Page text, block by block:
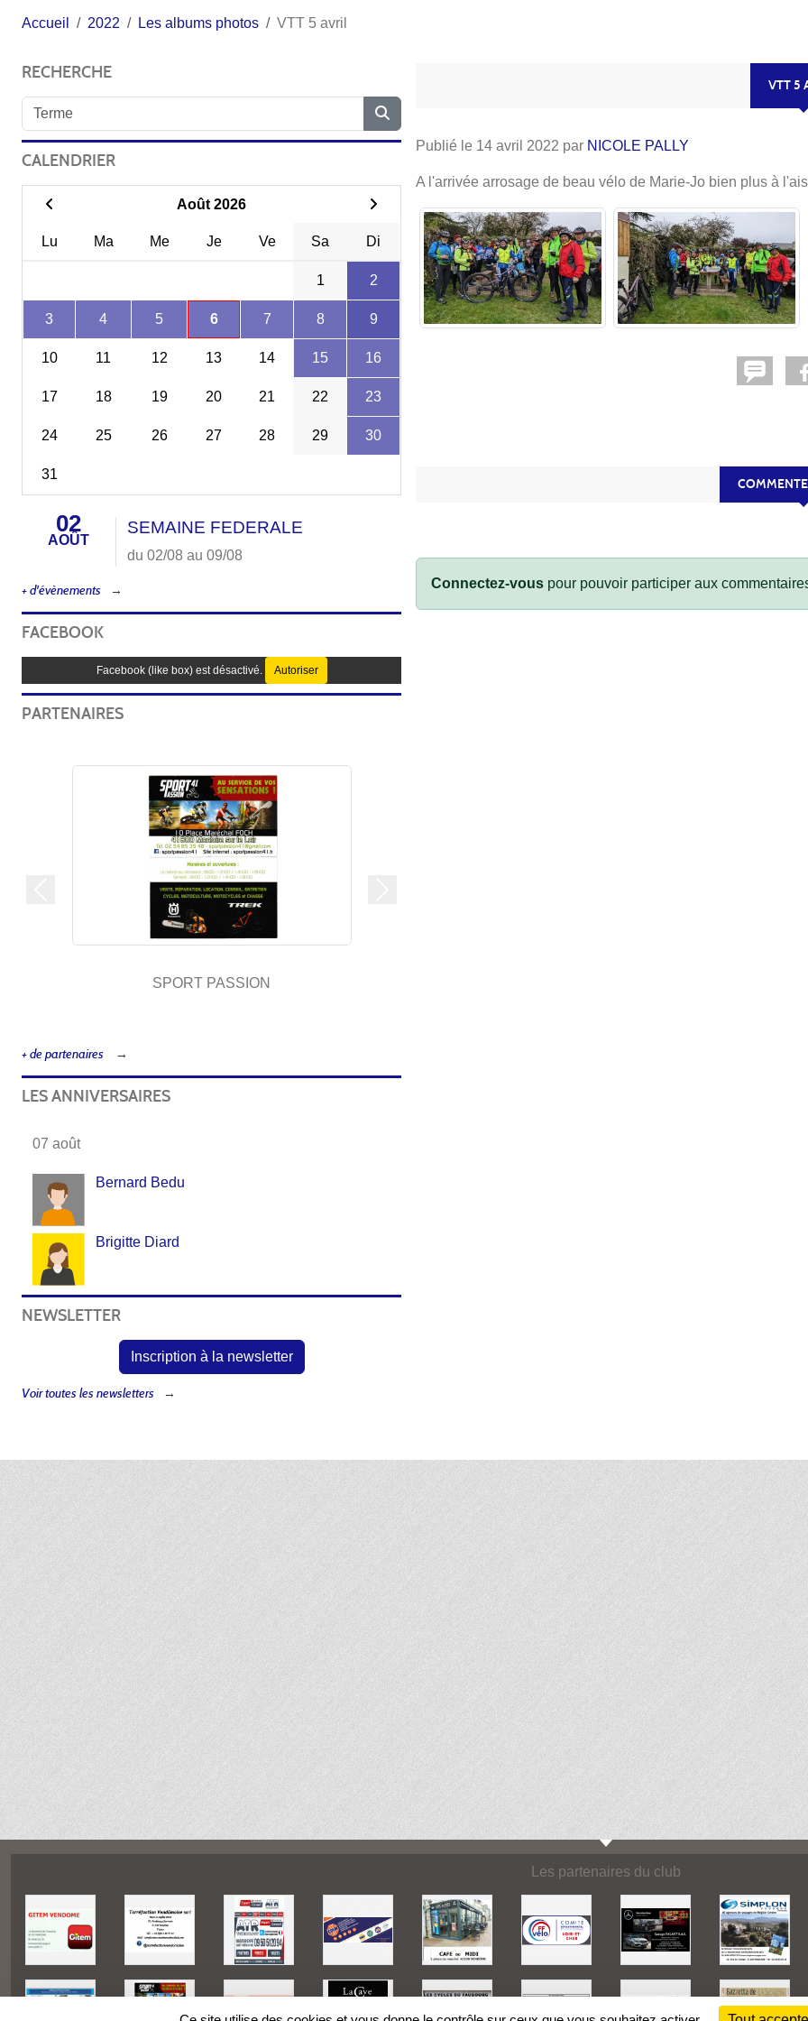
Accueil 2022 Les albums photos VTT 5 avril
VTT 5
Publié le 14 avril 2022 par NICOLE PALLY
A l'arrivée arrosage de beau vélo de Marie-Jo bien plus à
Connectez-vous pour pouvoir participer aux
RECHERCHE
CALENDRIER
Août 2026
Lu Ma Me Je Ve Sa Di
1 2
3 4 5 6 7 8 9
10 11 12 13 14 15 16
17 18 19 20 21 22 23
24 25 26 27 28 29 30
31
02
AOÛT
SEMAINE FEDERALE
du 02/08 au 09/08
+ d'évènements
FACEBOOK
Facebook (like box) est désactivé. Autoriser
PARTENAIRES
SPORT PASSION
+ de partenaires
LES ANNIVERSAIRES
07 août
Bernard Bedu
Brigitte Diard
NEWSLETTER
Inscription à la newsletter
Voir toutes les newsletters
Les partenaires du club